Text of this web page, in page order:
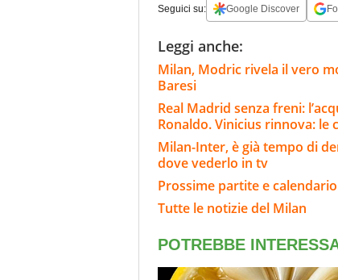
Seguici su: Google Discover
Leggi anche:
Milan, Modric rivela il vero
Baresi
Real Madrid senza freni:
Ronaldo. Vinicius rinnova: le
Milan-Inter, è già tempo di
dove vederlo in tv
Prossime partite e
Tutte le notizie del Milan